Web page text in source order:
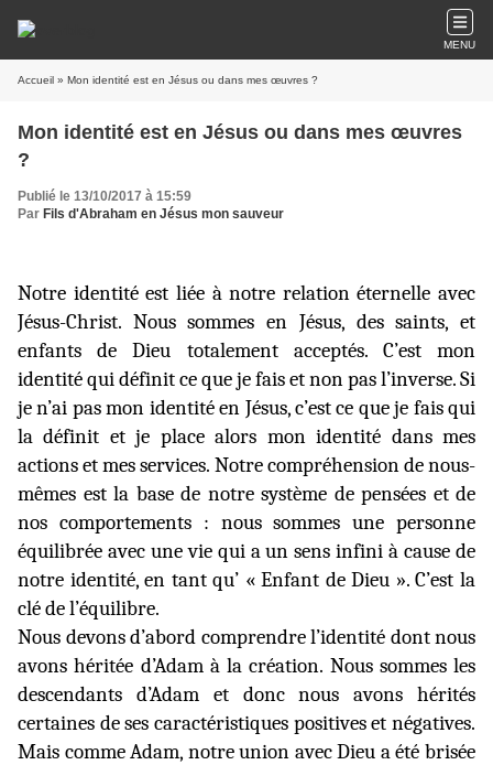
MENU
Accueil » Mon identité est en Jésus ou dans mes œuvres ?
Mon identité est en Jésus ou dans mes œuvres
?
Publié le 13/10/2017 à 15:59
Par Fils d'Abraham en Jésus mon sauveur
Notre identité est liée à notre relation éternelle avec
Jésus-Christ. Nous sommes en Jésus, des saints, et
enfants de Dieu totalement acceptés. C’est mon
identité qui définit ce que je fais et non pas l’inverse. Si
je n’ai pas mon identité en Jésus, c’est ce que je fais qui
la définit et je place alors mon identité dans mes
actions et mes services. Notre compréhension de nous-
mêmes est la base de notre système de pensées et de
nos comportements : nous sommes une personne
équilibrée avec une vie qui a un sens infini à cause de
notre identité, en tant qu’ « Enfant de Dieu ». C’est la
clé de l’équilibre.
Nous devons d’abord comprendre l’identité dont nous
avons héritée d’Adam à la création. Nous sommes les
descendants d’Adam et donc nous avons hérités
certaines de ses caractéristiques positives et négatives.
Mais comme Adam, notre union avec Dieu a été brisée